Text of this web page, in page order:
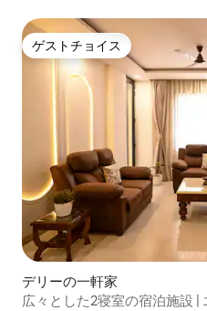
ゲストチョイス
ゲストチョイス
デリーの一軒家
広々とした2寝室の宿泊施設 |